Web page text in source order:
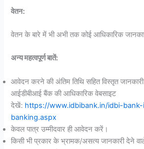
वेतन:
वेतन के बारे में भी अभी तक कोई आधिकारिक
अन्य महत्वपूर्ण बातें:
आवेदन करने की अंतिम तिथि सहित विस्तृत
आईडीबीआई बैंक की आधिकारिक वेबसाइट
देखें: https://www.idbibank.in/idbi-
banking.aspx
केवल पात्र उम्मीदवार ही आवेदन करें।
किसी भी प्रकार के भ्रामक/असत्य जानकारी देने वाले